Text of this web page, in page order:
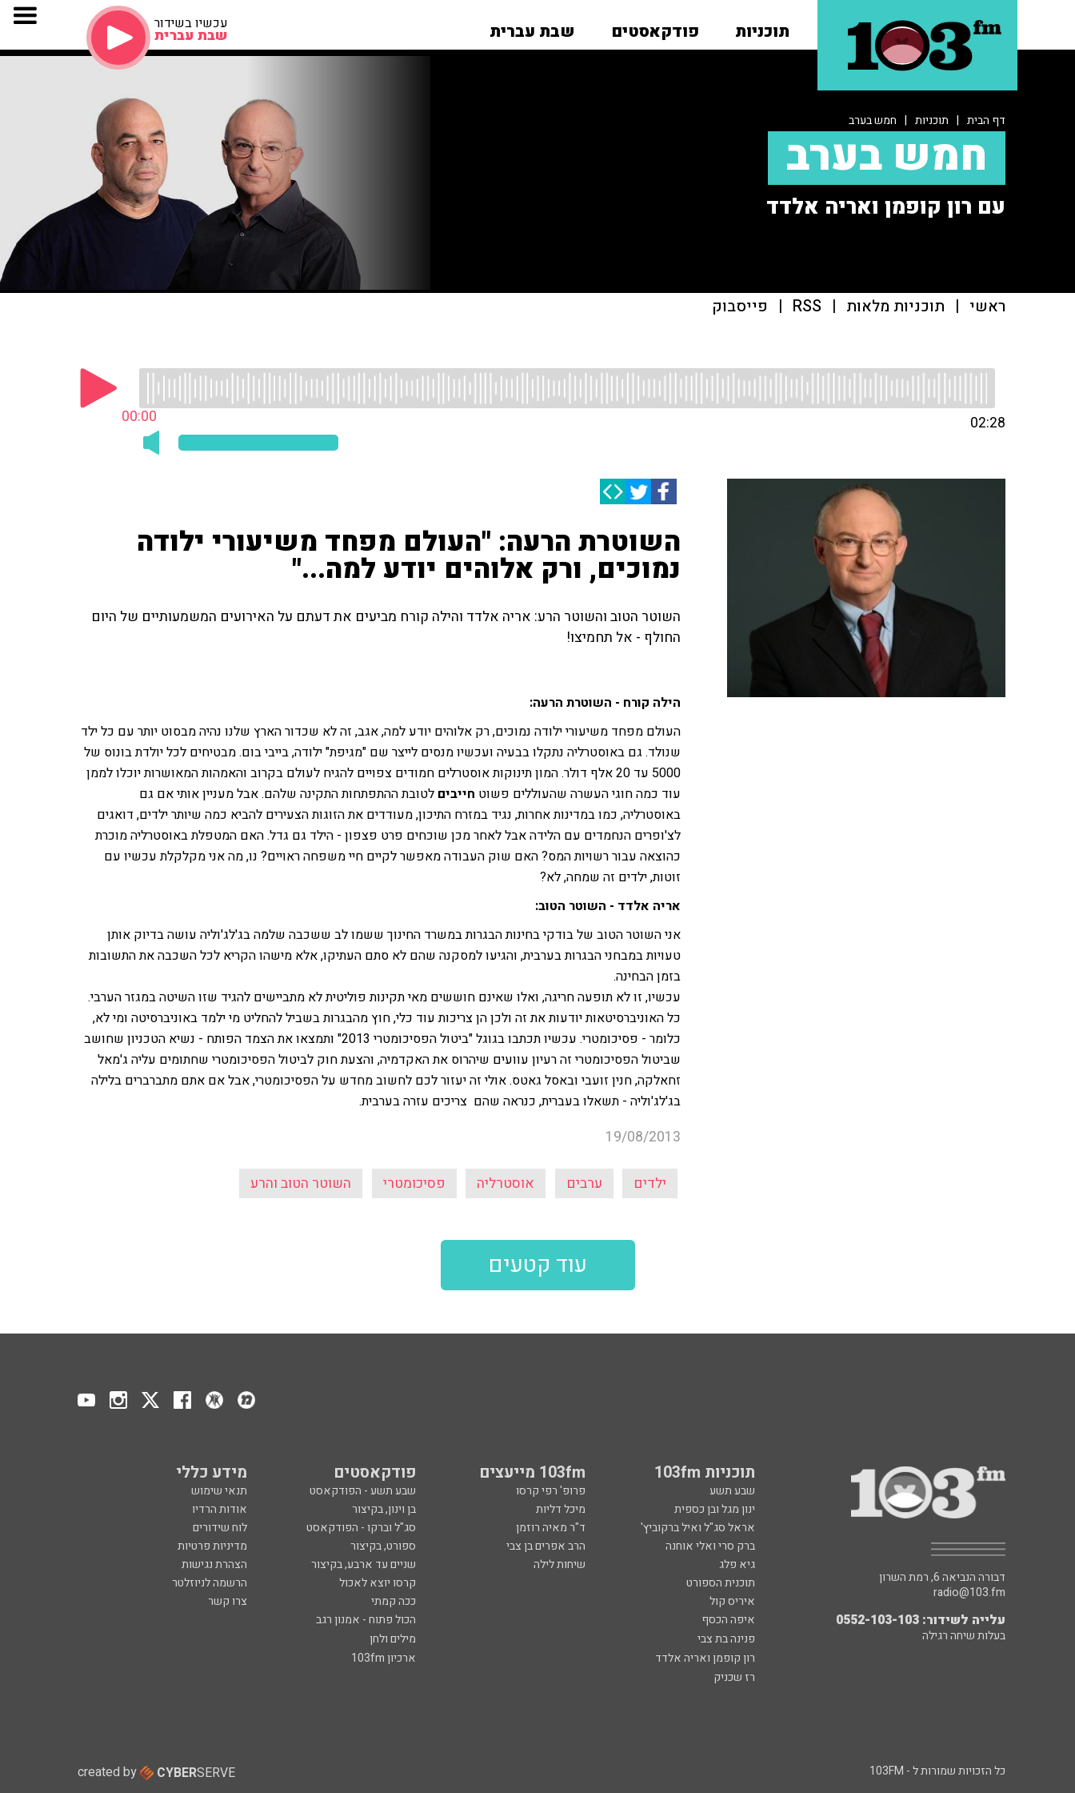
תוכניות פודקאסטים שבת עברית עכשיו בשידור
שבת עברית
דף הבית | תוכניות | חמש בערב
חמש בערב
עם רון קופמן ואריה אלדד
ראשי | תוכניות מלאות |
RSS
| פייסבוק
00:00 02:28
השוטרת הרעה: "העולם מפחד משיעורי ילודה
נמוכים, ורק אלוהים יודע למה..."
השוטר הטוב והשוטר הרע: אריה אלדד והילה קורח מביעים את דעתם על האירועים המשמעותיים של היום
החולף - אל תחמיצו!
הילה קורח - השוטרת הרעה:
העולם מפחד משיעורי ילודה נמוכים, רק אלוהים יודע למה, אגב, זה לא שכדור הארץ שלנו נהיה מבסוט יותר עם כל ילד
שנולד. גם באוסטרליה נתקלו בבעיה ועכשיו מנסים לייצר שם "מגיפת" ילודה, בייבי בום. מבטיחים לכל יולדת בונוס של
5000 עד 20 אלף דולר. המון תינוקות אוסטרלים חמודים צפויים להגיח לעולם בקרוב והאמהות המאושרות יוכלו לממן
עוד כמה חוגי העשרה שהעוללים פשוט חייבים לטובת ההתפתחות התקינה שלהם. אבל מעניין אותי אם גם
באוסטרליה, כמו במדינות אחרות, נגיד במזרח התיכון, מעודדים את הזוגות הצעירים להביא כמה שיותר ילדים, דואגים
לצ'ופרים הנחמדים עם הלידה אבל לאחר מכן שוכחים פרט פצפון - הילד גם גדל. האם המטפלת באוסטרליה מוכרת
כהוצאה עבור רשויות המס? האם שוק העבודה מאפשר לקיים חיי משפחה ראויים? נו, מה אני מקלקלת עכשיו עם
זוטות, ילדים זה שמחה, לא?
אריה אלדד - השוטר הטוב:
אני השוטר הטוב של בודקי בחינות הבגרות במשרד החינוך ששמו לב ששכבה שלמה בג'לג'וליה עושה בדיוק אותן
טעויות במבחני הבגרות בערבית, והגיעו למסקנה שהם לא סתם העתיקו, אלא מישהו הקריא לכל השכבה את התשובות
בזמן הבחינה.
עכשיו, זו לא תופעה חריגה, ואלו שאינם חוששים מאי תקינות פוליטית לא מתביישים להגיד שזו השיטה במגזר הערבי.
כל האוניברסיטאות יודעות את זה ולכן הן צריכות עוד כלי, חוץ מהבגרות בשביל להחליט מי ילמד באוניברסיטה ומי לא,
כלומר - פסיכומטרי. עכשיו תכתבו בגוגל "ביטול הפסיכומטרי 2013" ותמצאו את הצמד הפותח - נשיא הטכניון שחושב
שביטול הפסיכומטרי זה רעיון עוועים שיהרוס את האקדמיה, והצעת חוק לביטול הפסיכומטרי שחתומים עליה ג'מאל
זחאלקה, חנין זועבי ובאסל גאטס. אולי זה יעזור לכם לחשוב מחדש על הפסיכומטרי, אבל אם אתם מתברברים בלילה
בג'לג'וליה - תשאלו בעברית, כנראה שהם צריכים עזרה בערבית.
19/08/2013
ילדים ערבים אוסטרליה פסיכומטרי השוטר הטוב והרע
עוד קטעים
תוכניות 103fm 103fm מייעצים פודקאסטים מידע כללי
שבע תשע פרופ' רפי קרסו שבע תשע - הפודקאסט
תנאי שימוש
ינון מגל ובן כספית
מיכל דליות בן וינון, בקיצור
אודות הרדיו
אראל סג"ל ואיל ברקוביץ'
ד"ר מאיה רוזמן סג"ל וברקו - הפודקאסט
לוח שידורים
ברק סרי ואלי אוחנה
הרב אפרים בן צבי ספורט, בקיצור
מדיניות פרטיות
גיא פלג
שיחות לילה שניים עד ארבע, בקיצור
הצהרת נגישות
תוכנית הספורט
קרסו יוצא לאכול
הרשמה לניוזלטר
איריס קול
ככה קמתי
צרו קשר
איפה הכסף
הכול פתוח - אמנון רגב
פנינה בת צבי
מילים ולחן
רון קופמן ואריה אלדד
ארכיון 103fm
רז שכניק
דבורה הנביאה 6, רמת השרון
radio@103.fm
עלייה לשידור: 0552-103-103
בעלות שיחה רגילה
כל הזכויות שמורות ל - 103FM created by CYBERSERVE